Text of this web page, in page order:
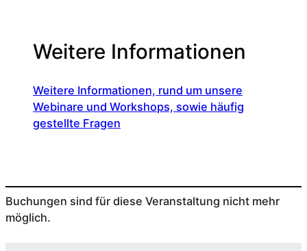
Weitere Informationen
Weitere Informationen, rund um unsere
Webinare und Workshops, sowie häufig
gestellte Fragen
Buchungen sind für diese Veranstaltung nicht mehr
möglich.